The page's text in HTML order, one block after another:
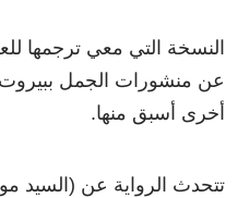
النسخة التي معي ترجمها
أخرى أسبق منها.
تتحدث الرواية عن